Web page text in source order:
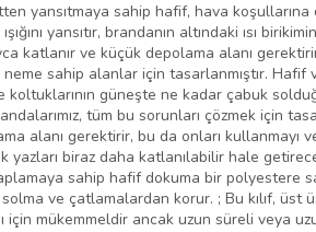
yansıtmaya sahip hafif, hava koşullarına
yansıtır, brandanın altındaki ısı
ve küçük depolama alanı
sahip alanlar için tasarlanmıştır. Hafif
koltuklarının güneşte ne kadar çabuk
tüm bu sorunları çözmek için
alanı gerektirir, bu da onları kullanmayı
yazları biraz daha katlanılabilir hale
sahip hafif dokuma bir polyestere
ve çatlamalardan korur. ; Bu kılıf,
için mükemmeldir ancak uzun süreli veya